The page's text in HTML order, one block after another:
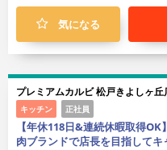
気になる
プレミアムカルビ 松戸きよしヶ丘
キッチン 正社員
【年休118日&連続休暇取得
肉ブランドで店長を目指してキ